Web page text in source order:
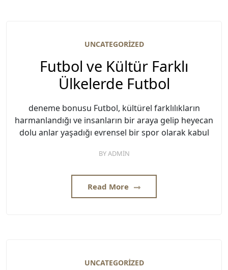
UNCATEGORIZED
Futbol ve Kültür Farklı
Ülkelerde Futbol
deneme bonusu Futbol, kültürel farklılıkların
harmanlandığı ve insanların bir araya gelip heyecan
dolu anlar yaşadığı evrensel bir spor olarak kabul
BYADMIN
Read More
UNCATEGORIZED